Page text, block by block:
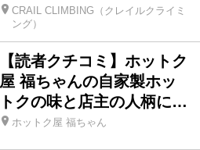
CRAIL CLIMBING（クレイルクライミ
ング）
【読者クチコミ】ホットク
屋 福ちゃんの自家製ホッ
トクの味と店主の人柄に…
ホットク屋 福ちゃん